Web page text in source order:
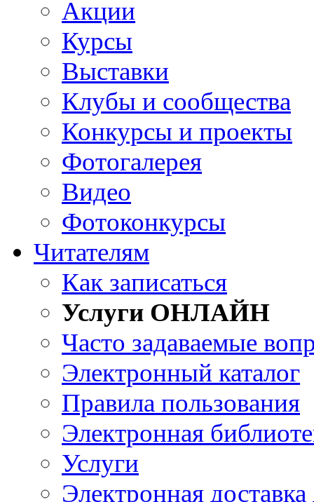
Акции
Курсы
Выставки
Клубы и сообщества
Конкурсы и проекты
Фотогалерея
Видео
Фотоконкурсы
Читателям
Как записаться
Услуги ОНЛАЙН
Часто задаваемые
Электронный каталог
Правила пользования
Электронная
Услуги
Электронная